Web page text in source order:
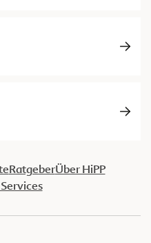
RatgeberÜber HiPP